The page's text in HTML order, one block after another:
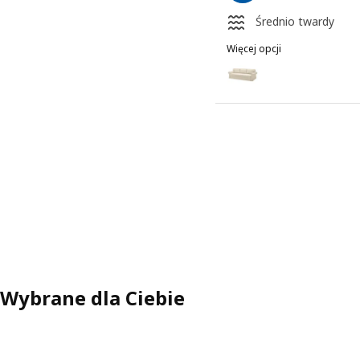
Średnio twardy
Więcej opcji
Wariant: VRETSTORP,
Wariant: VRETSTORP,
Wybrane dla Ciebie